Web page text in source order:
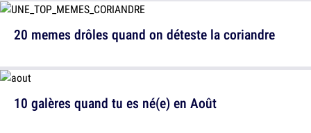
20 memes drôles quand on déteste la coriandre
10 galères quand tu es né(e) en Août